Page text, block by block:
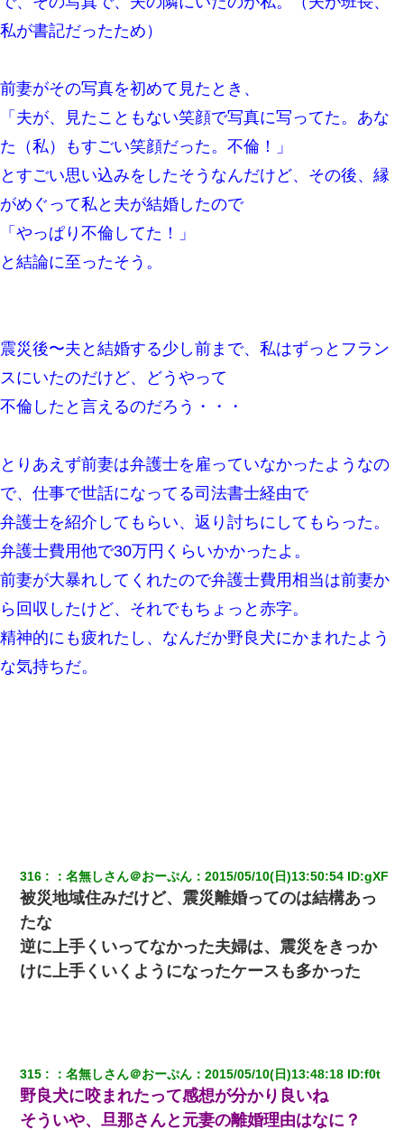
放置子が病院送りになったらしい → 俺（二度と帰ってくるなよ…
嫁を半身不随にしやがった恨みは、正直こんなもんじゃ晴れな
い）
リしてた
とか知らなかった…
夫に癌の余命宣告。その闘病中に長女から信じられない言葉を受
けた
近づいて頭突きをしてきて…
何年か前に妹は離婚している。当時生まれた姪が義弟の子じゃな
かったため妹有責での離婚になり…
嘘をついてフリン旅行へ出かけた嫁→翌日、嫁「ただいま～」旦
那「娘がシんだよ。何度も連絡したのに…」嫁「えっ」→なん
と・・・
200万を貸したコウトから、追加で400万の申し込み、私「無理。
義弟より娘たちが大事」旦那「娘たちが成人したら別れよう」私
（は？）
日航機墜落事故の「ここからは日本語で大丈夫ですよ〜」の絶望
感がヤバイ・・・
私「結婚やめるわ」 婚約者「え？なんでなんで？」 → 放置した
結果…｜生活｜ワロタあんてな
【まぬけ】夫「離婚だ！」私「わかった。で？」夫「慰謝料
だ！」私「いいけど弁護士通して。私も請求する」夫「」
私が書記だったため）
前妻がその写真を初めて見たとき、
「夫が、見たこともない笑顔で写真に写ってた。あな
た（私）もすごい笑顔だった。不倫！」
とすごい思い込みをしたそうなんだけど、その後、縁
がめぐって私と夫が結婚したので
「やっぱり不倫してた！」
と結論に至ったそう。
震災後〜夫と結婚する少し前まで、私はずっとフラン
スにいたのだけど、どうやって
不倫したと言えるのだろう・・・
とりあえず前妻は弁護士を雇っていなかったようなの
で、仕事で世話になってる司法書士経由で
弁護士を紹介してもらい、返り討ちにしてもらった。
弁護士費用他で30万円くらいかかったよ。
前妻が大暴れしてくれたので弁護士費用相当は前妻か
ら回収したけど、それでもちょっと赤字。
精神的にも疲れたし、なんだか野良犬にかまれたよう
な気持ちだ。
316 ：名無しさん＠おーぷん ：2015/05/10(日)13:50:54 ID:gXF
被災地域住みだけど、震災離婚ってのは結構あっ
たな
逆に上手くいってなかった夫婦は、震災をきっか
けに上手くいくようになったケースも多かった
315 ：名無しさん＠おーぷん ：2015/05/10(日)13:48:18 ID:f0t
野良犬に咬まれたって感想が分かり良いね
そういや、旦那さんと元妻の離婚理由はなに？